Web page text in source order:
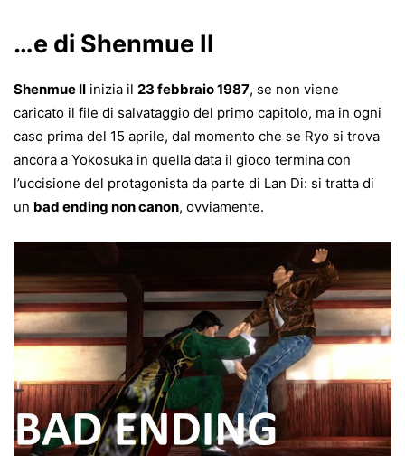
…e di Shenmue II
Shenmue II inizia il 23 febbraio 1987, se non viene
caricato il file di salvataggio del primo capitolo, ma in ogni
caso prima del 15 aprile, dal momento che se Ryo si trova
ancora a Yokosuka in quella data il gioco termina con
l’uccisione del protagonista da parte di Lan Di: si tratta di
un bad ending non canon, ovviamente.